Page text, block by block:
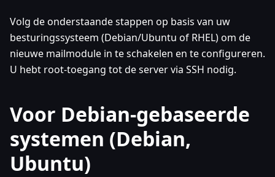
Volg de onderstaande stappen op basis van uw
besturingssysteem (Debian/Ubuntu of RHEL) om de
nieuwe mailmodule in te schakelen en te configureren.
U hebt root-toegang tot de server via SSH nodig.
Voor Debian-gebaseerde
systemen (Debian,
Ubuntu)